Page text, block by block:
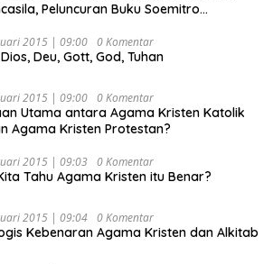
Peluncuran Buku Soemitro
Indonesia) & Simposium Nasional
Undang Perekonomian Nasional dan
2045”,
2015 | 09:00 0 Komentar
Deu, Gott, God, Tuhan
2015 | 09:00 0 Komentar
Utama antara Agama Kristen Katolik
Agama Kristen Protestan?
2015 | 09:03 0 Komentar
Tahu Agama Kristen itu Benar?
2015 | 09:04 0 Komentar
Kebenaran Agama Kristen dan Alkitab